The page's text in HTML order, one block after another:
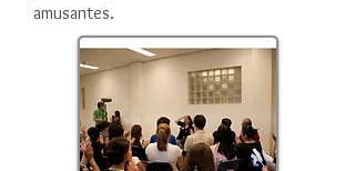
amusantes.